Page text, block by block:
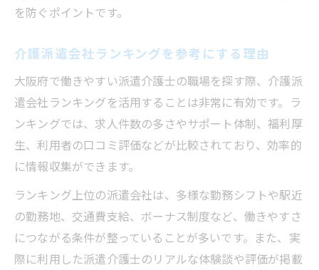
を防ぐポイントです。
介護派遣会社ランキングを参考にする理由
大阪府で働きやすい派遣介護士の職場を探す際、介護派
遣会社ランキングを活用することは非常に有効です。ラ
ンキングでは、求人件数の多さやサポート体制、福利厚
生、利用者の口コミ評価などが比較されており、効率的
に情報収集ができます。
ランキング上位の派遣会社は、多様な勤務シフトや駅近
の勤務地、交通費支給、ボーナス制度など、働きやすさ
につながる条件が整っていることが多いです。また、実
際に利用した派遣介護士のリアルな体験談や評価が掲載